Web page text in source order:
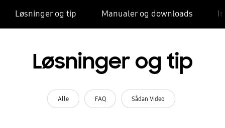
Løsninger og tip Manualer og downloads
Løsninger og tip
Alle FAQ Sådan Video